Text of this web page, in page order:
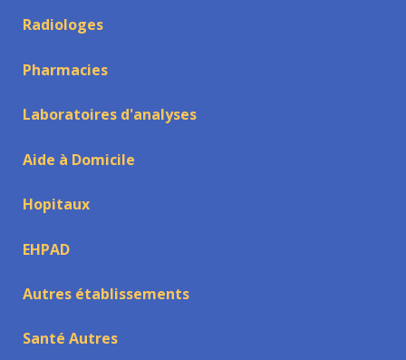
Radiologes
Pharmacies
Laboratoires d'analyses
Aide à Domicile
Hopitaux
EHPAD
Autres établissements
Santé Autres